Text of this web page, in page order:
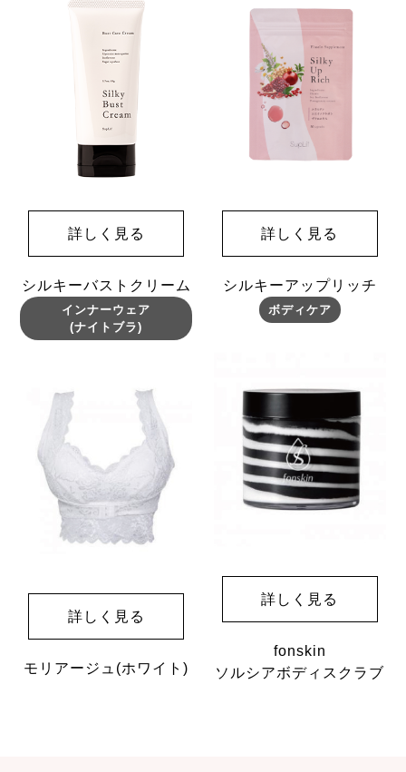
詳しく見る
シルキーバストクリーム
詳しく見る
シルキーアップリッチ
インナーウェア
(ナイトブラ)
詳しく見る
モリアージュ (ホワイト)
ボディケア
詳しく見る
fonskin
ソルシアボディスクラブ